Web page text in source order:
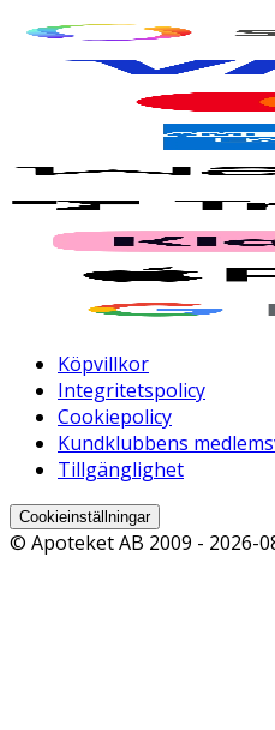
Köpvillkor
Integritetspolicy
Cookiepolicy
Kundklubbens
Tillgänglighet
Cookieinställningar
© Apoteket AB 2009 - 2026-